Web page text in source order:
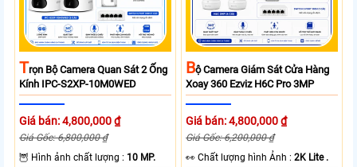
TRọn Bộ Camera Quan Sát 2 Ống
Kính IPC-S2XP-10M0WED
Giá bán: 4,800,000 ₫
Giá Gốc: 6,800,000 ₫
🦉 Hình ảnh chất lượng : 10 MP.
BỘ Camera Giám Sát Cửa Hàng
Xoay 360 Ezviz H6C Pro 3MP
Giá bán: 4,800,000 ₫
Giá Gốc: 6,200,000 ₫
️👀 Chất lượng hình Ảnh :2K Lite .